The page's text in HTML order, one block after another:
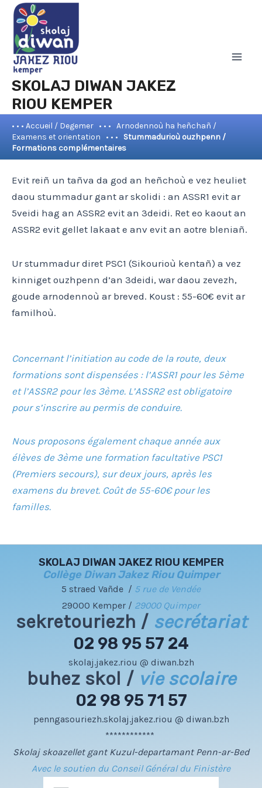
Aller
contenu
SKOLAJ DIWAN JAKEZ
RIOU KEMPER
• • • Accueil / Degemer • • • Arnodennoù ha heñchañ /
Examens et orientation • • • Stummadurioù ouzhpenn /
Formations complémentaires
Evit reiñ un tañva da god an heñchoù e vez heuliet
daou stummadur gant ar skolidi : an ASSR1 evit ar
5veidi hag an ASSR2 evit an 3deidi. Ret eo kaout an
ASSR2 evit gellet lakaat e anv evit an aotre bleniañ.
Ur stummadur diret PSC1 (Sikourioù kentañ) a vez
kinniget ouzhpenn d’an 3deidi, war daou zevezh,
goude arnodennoù ar breved. Koust : 55-60€ evit ar
familhoù.
Concernant l’initiation au code de la route, deux
formations sont dispensées : l’ASSR1 pour les 5ème
et l’ASSR2 pour les 3ème. L’ASSR2 est obligatoire
pour s’inscrire au permis de conduire.
Nous proposons également chaque année aux
élèves de 3ème une formation facultative PSC1
(Premiers secours), sur deux jours, après les
examens du brevet. Coût de 55-60€ pour les
familles.
SKOLAJ DIWAN JAKEZ RIOU KEMPER
Collège Diwan Jakez Riou Quimper
5 straed Vañde / 5 rue de Vendée
29000 Kemper / 29000 Quimper
sekretouriezh / secrétariat
02 98 95 57 24
skolaj.jakez.riou @ diwan.bzh
buhez skol / vie scolaire
02 98 95 71 57
penngasouriezh.skolaj.jakez.riou @ diwan.bzh
************
Skolaj skoazellet gant Kuzul-departamant Penn-ar-Bed
Avec le soutien du Conseil Général du Finistère